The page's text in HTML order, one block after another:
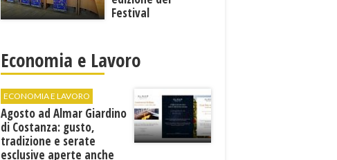
Festival
"Voci dal
Mediterraneo"
Economia e Lavoro
ECONOMIA E LAVORO
Agosto ad Almar Giardino
di Costanza: gusto,
tradizione e serate
esclusive aperte anche